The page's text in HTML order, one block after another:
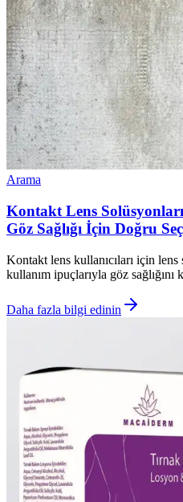
Arama
Kontakt Lens
Göz Sağlığı İçin Doğru
Kontakt lens kullanıcıları için
kullanım ipuçlarıyla göz sağlığını
Daha fazla bilgi edinin